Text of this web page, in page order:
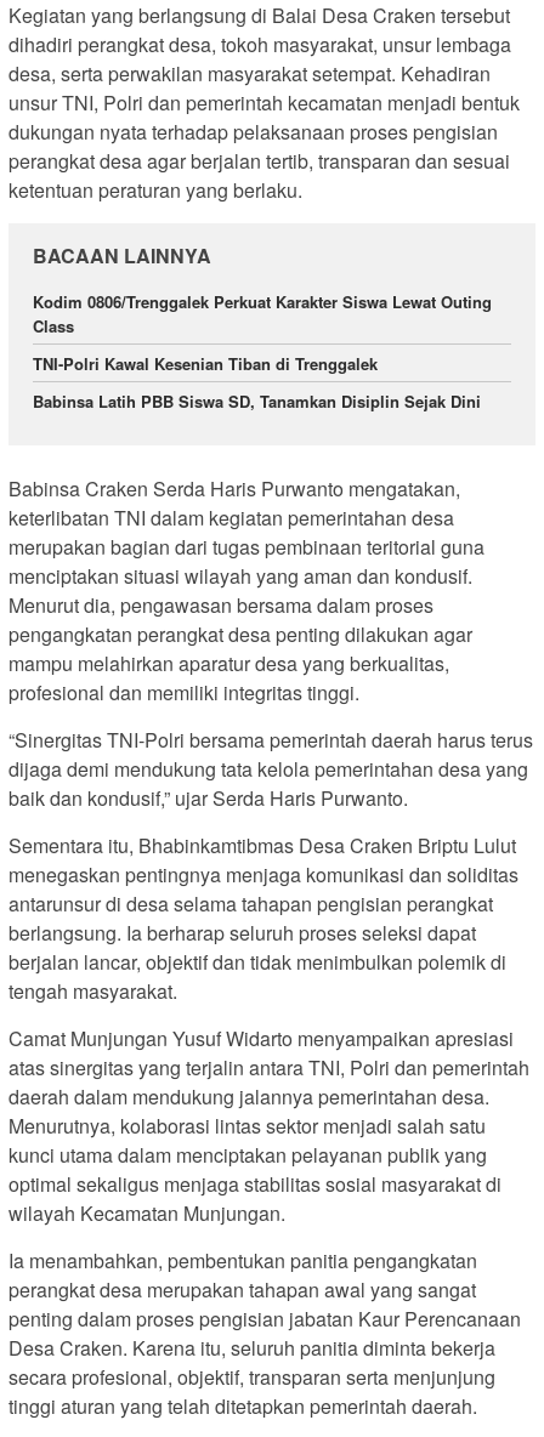
Kegiatan yang berlangsung di Balai Desa Craken tersebut
dihadiri perangkat desa, tokoh masyarakat, unsur lembaga
desa, serta perwakilan masyarakat setempat. Kehadiran
unsur TNI, Polri dan pemerintah kecamatan menjadi bentuk
dukungan nyata terhadap pelaksanaan proses pengisian
perangkat desa agar berjalan tertib, transparan dan sesuai
ketentuan peraturan yang berlaku.
BACAAN LAINNYA
Kodim 0806/Trenggalek Perkuat Karakter Siswa Lewat Outing
Class
TNI-Polri Kawal Kesenian Tiban di Trenggalek
Babinsa Latih PBB Siswa SD, Tanamkan Disiplin Sejak Dini
Babinsa Craken Serda Haris Purwanto mengatakan,
keterlibatan TNI dalam kegiatan pemerintahan desa
merupakan bagian dari tugas pembinaan teritorial guna
menciptakan situasi wilayah yang aman dan kondusif.
Menurut dia, pengawasan bersama dalam proses
pengangkatan perangkat desa penting dilakukan agar
mampu melahirkan aparatur desa yang berkualitas,
profesional dan memiliki integritas tinggi.
“Sinergitas TNI-Polri bersama pemerintah daerah harus terus
dijaga demi mendukung tata kelola pemerintahan desa yang
baik dan kondusif,” ujar Serda Haris Purwanto.
Sementara itu, Bhabinkamtibmas Desa Craken Briptu Lulut
menegaskan pentingnya menjaga komunikasi dan soliditas
antarunsur di desa selama tahapan pengisian perangkat
berlangsung. Ia berharap seluruh proses seleksi dapat
berjalan lancar, objektif dan tidak menimbulkan polemik di
tengah masyarakat.
Camat Munjungan Yusuf Widarto menyampaikan apresiasi
atas sinergitas yang terjalin antara TNI, Polri dan pemerintah
daerah dalam mendukung jalannya pemerintahan desa.
Menurutnya, kolaborasi lintas sektor menjadi salah satu
kunci utama dalam menciptakan pelayanan publik yang
optimal sekaligus menjaga stabilitas sosial masyarakat di
wilayah Kecamatan Munjungan.
Ia menambahkan, pembentukan panitia pengangkatan
perangkat desa merupakan tahapan awal yang sangat
penting dalam proses pengisian jabatan Kaur Perencanaan
Desa Craken. Karena itu, seluruh panitia diminta bekerja
secara profesional, objektif, transparan serta menjunjung
tinggi aturan yang telah ditetapkan pemerintah daerah.